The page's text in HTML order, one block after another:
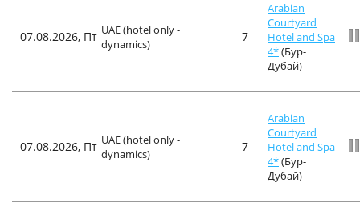
07.08.2026, Пт UAE (hotel only -
dynamics)
7
Arabian
Courtyard
Hotel and Spa
4*(Бур-
Дубай)
07.08.2026, Пт UAE (hotel only -
dynamics)
7
Arabian
Courtyard
Hotel and Spa
4*(Бур-
Дубай)